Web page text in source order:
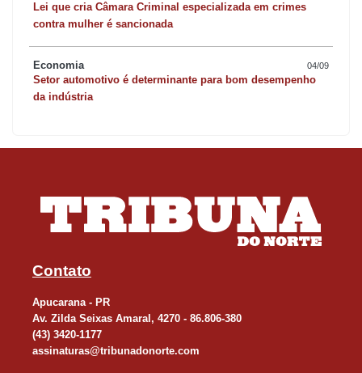
Lei que cria Câmara Criminal especializada em crimes
contra mulher é sancionada
Economia 04/09
Setor automotivo é determinante para bom desempenho
da indústria
Contato
Apucarana - PR
Av. Zilda Seixas Amaral, 4270 - 86.806-380
(43) 3420-1177
assinaturas@tribunadonorte.com